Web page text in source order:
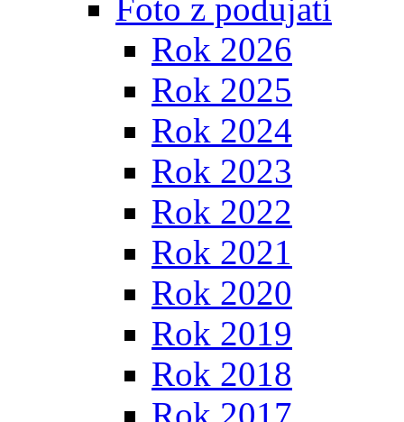
Foto z podujatí
Rok 2026
Rok 2025
Rok 2024
Rok 2023
Rok 2022
Rok 2021
Rok 2020
Rok 2019
Rok 2018